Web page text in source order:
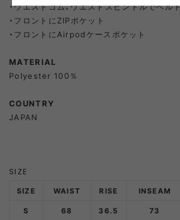
・ウエストゴム、ウエストスピンドルでベル
・フロントにZIPポケット
・フロントにAirpodケースポケット
MATERIAL
Polyester 100％
COUNTRY
JAPAN
SIZE
SIZE WAIST RISE INSEAM
S
68 36.5 73